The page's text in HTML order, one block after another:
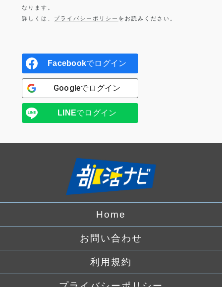
なります。
詳しくは、 プライバシーポリシー をお読みください。
Facebookでログイン
Googleでログイン
LINEでログイン
Home
お問い合わせ
利用規約